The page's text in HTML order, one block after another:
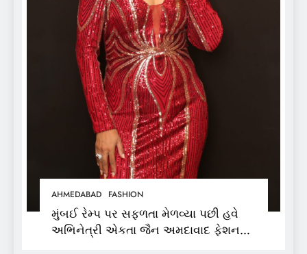
AHMEDABAD FASHION
મુંબઈ રેમ્પ પર સફળતા મેળવ્યા પછી હવે
અભિનેત્રી એકતા જૈન અમદાવાદ ફેશન